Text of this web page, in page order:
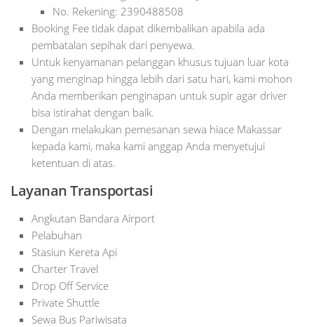
No. Rekening: 2390488508
Booking Fee tidak dapat dikembalikan apabila ada
pembatalan sepihak dari penyewa.
Untuk kenyamanan pelanggan khusus tujuan luar kota
yang menginap hingga lebih dari satu hari, kami mohon
Anda memberikan penginapan untuk supir agar driver
bisa istirahat dengan baik.
Dengan melakukan pemesanan sewa hiace Makassar
kepada kami, maka kami anggap Anda menyetujui
ketentuan di atas.
Layanan Transportasi
Angkutan Bandara Airport
Pelabuhan
Stasiun Kereta Api
Charter Travel
Drop Off Service
Private Shuttle
Sewa Bus Pariwisata